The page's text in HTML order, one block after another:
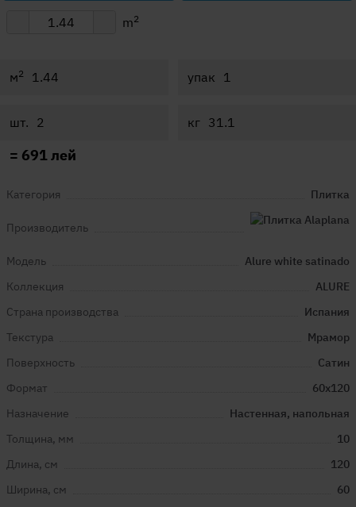
m2
м2 упак
шт. кг
= 691лей
Категория Плитка
Производитель
Модель
Alure white satinado
Коллекция
ALURE
Страна производства
Испания
Текстура
Мрамор
Поверхность
Сатин
Формат
60x120
Назначение
Настенная, напольная
Толщина, мм
10
Длина, см
120
Ширина, см
60